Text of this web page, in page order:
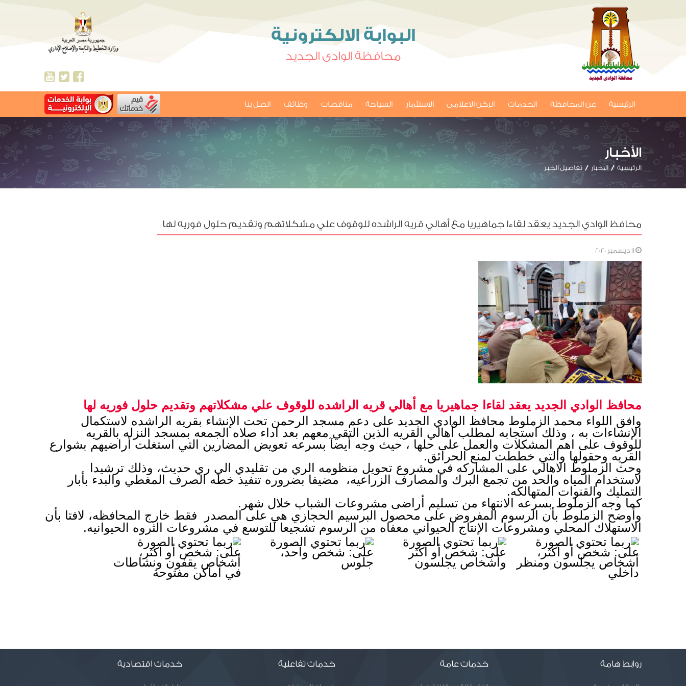
البوابة الالكترونية
محافظة الوادى الجديد
الرئيسية عن المحافظة الخدمات الركن الاعلامى الاستثمار السياحة مناقصات وظائف اتصل بنا
الأخبار
الرئيسية الاخبار تفاصيل الخبر
محافظ الوادي الجديد يعقد لقاءا جماهيريا مع أهالي قريه الراشده للوقوف علي مشكلاتهم وتقديم حلول فوريه لها
محافظ الوادي الجديد يعقد لقاءا جماهيريا مع أهالي قريه الراشده للوقوف علي مشكلاتهم وتقديم حلول فوريه لها
القريه وحقولها والتي خططت لمنع الحرائق.
التمليك والقنوات المتهالكه.
كما وجه الزملوط بسرعه الانتهاء من تسليم أراضى مشروعات الشباب خلال شهر.
الاستهلاك المحلي ومشروعات الإنتاج الحيواني معفاه من الرسوم تشجيعا للتوسع في مشروعات الثروه الحيوانيه.
روابط هامة خدمات عامة خدمات تفاعلية خدمات اقتصادية